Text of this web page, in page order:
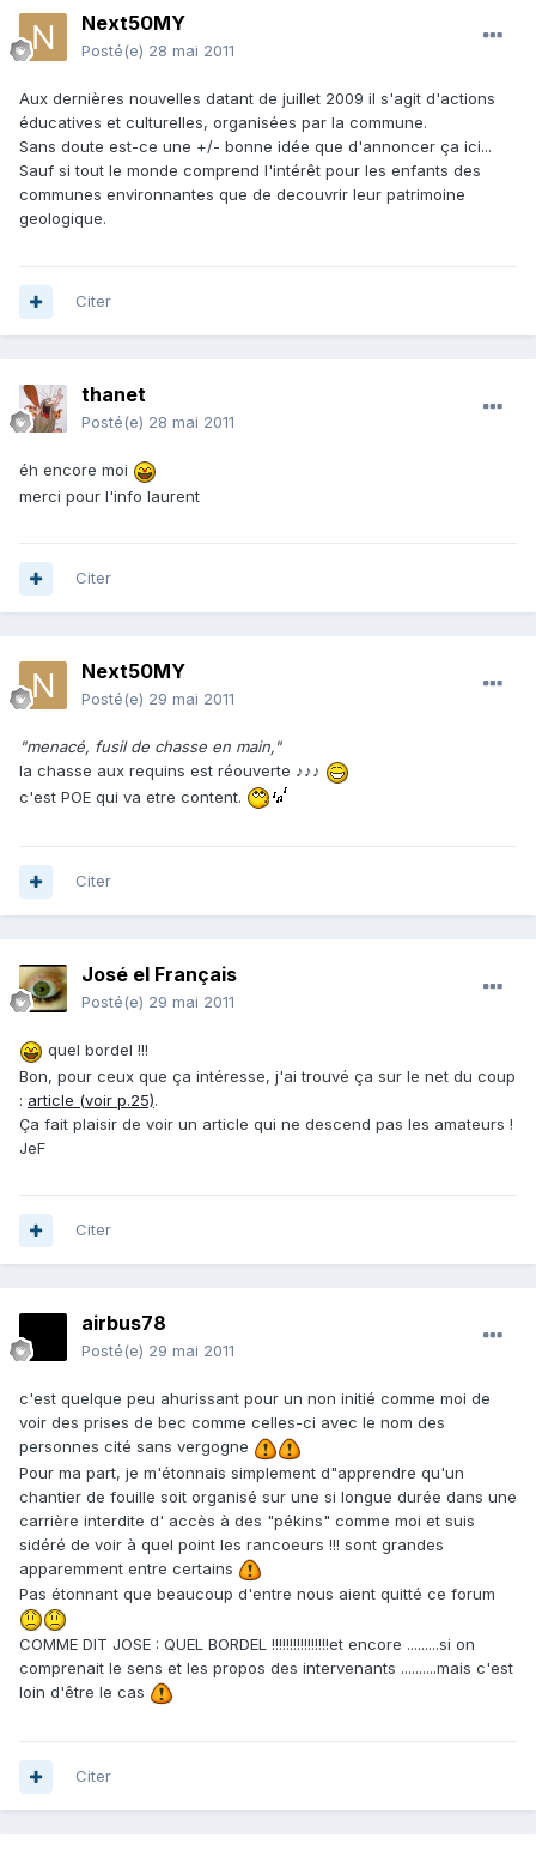
Next50MY
Posté(e) 28 mai 2011
Aux dernières nouvelles datant de juillet 2009 il s'agit d'actions
éducatives et culturelles, organisées par la commune.
Sans doute est-ce une +/- bonne idée que d'annoncer ça ici...
Sauf si tout le monde comprend l'intérêt pour les enfants des
communes environnantes que de decouvrir leur patrimoine
geologique.
Citer
thanet
Posté(e) 28 mai 2011
éh encore moi
merci pour l'info laurent
Citer
Next50MY
Posté(e) 29 mai 2011
"menacé, fusil de chasse en main,"
la chasse aux requins est réouverte ♪♪♪
c'est POE qui va etre content.
Citer
José el Français
Posté(e) 29 mai 2011
quel bordel !!!
Bon, pour ceux que ça intéresse, j'ai trouvé ça sur le net du coup
: article (voir p.25).
Ça fait plaisir de voir un article qui ne descend pas les amateurs !
JeF
Citer
airbus78
Posté(e) 29 mai 2011
c'est quelque peu ahurissant pour un non initié comme moi de
voir des prises de bec comme celles-ci avec le nom des
personnes cité sans vergogne
Pour ma part, je m'étonnais simplement d"apprendre qu'un
chantier de fouille soit organisé sur une si longue durée dans une
carrière interdite d' accès à des "pékins" comme moi et suis
sidéré de voir à quel point les rancoeurs !!! sont grandes
apparemment entre certains
Pas étonnant que beaucoup d'entre nous aient quitté ce forum
COMME DIT JOSE : QUEL BORDEL !!!!!!!!!!!!!!!!et encore .........si on
comprenait le sens et les propos des intervenants ..........mais c'est
loin d'être le cas
Citer